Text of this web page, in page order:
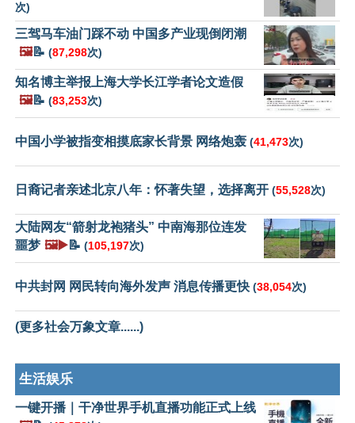
次)
三驾马车油门踩不动 中国多产业现倒闭潮
🖼️📝 (87,298次)
知名博主举报上海大学长江学者论文造假
🖼️📝 (83,253次)
中国小学被指变相摸底家长背景 网络炮轰 (41,473次)
日裔记者亲述北京八年：怀著失望，选择离开 (55,528次)
大陆网友“箭射龙袍猪头” 中南海那位连发
噩梦 🖼️▶️📝 (105,197次)
中共封网 网民转向海外发声 消息传播更快 (38,054次)
(更多社会万象文章......)
生活娱乐
一键开播｜干净世界手机直播功能正式上线